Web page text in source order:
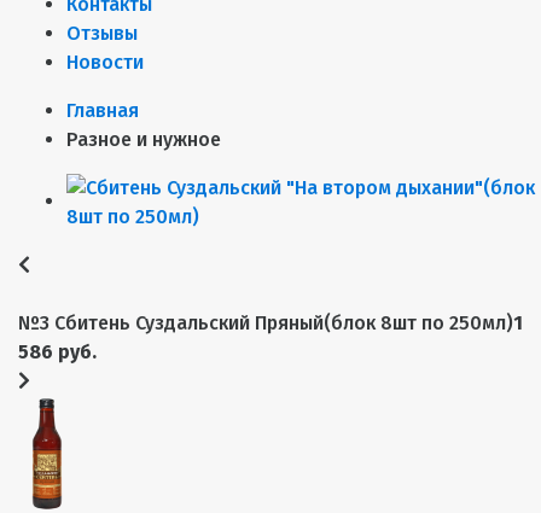
Отзывы
Новости
Главная
Разное и нужное
№3 Сбитень Суздальский Пряный(блок 8шт по 250мл)1
586 руб.